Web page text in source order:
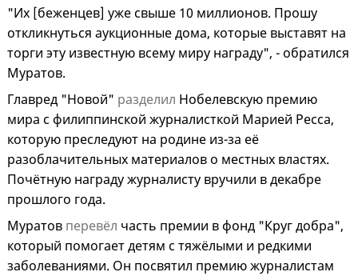
"Их [беженцев] уже свыше 10 миллионов. Прошу
откликнуться аукционные дома, которые выставят на
торги эту известную всему миру награду", - обратился
Муратов.
Главред "Новой" разделил Нобелевскую премию
мира с филиппинской журналисткой Марией Ресса,
которую преследуют на родине из-за её
разоблачительных материалов о местных властях.
Почётную награду журналисту вручили в декабре
прошлого года.
Муратов перевёл часть премии в фонд "Круг добра",
который помогает детям с тяжёлыми и редкими
заболеваниями. Он посвятил премию журналистам